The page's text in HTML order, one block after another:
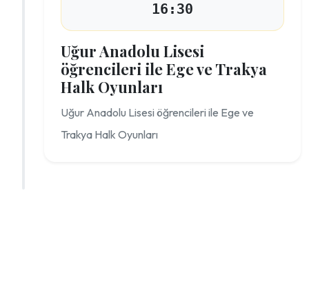
16:30
Uğur Anadolu Lisesi
öğrencileri ile Ege ve Trakya
Halk Oyunları
Uğur Anadolu Lisesi öğrencileri ile Ege ve
Trakya Halk Oyunları